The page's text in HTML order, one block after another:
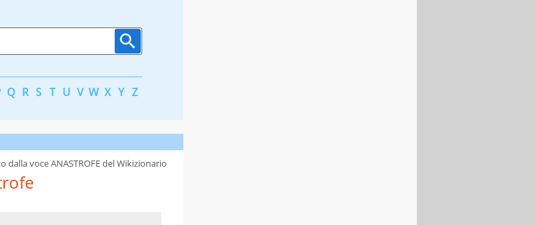
Q R S T U V W X Y Z
dalla voce ANASTROFE del Wikizionario